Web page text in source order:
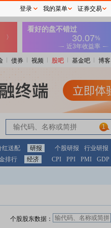
债券 视频 股吧 基金吧 博客
1
红送配 研报 个股研报 行业研报
排行 经济 CPI PPI PMI GDP
个股股东数据：
登录 我的菜单 证券交易